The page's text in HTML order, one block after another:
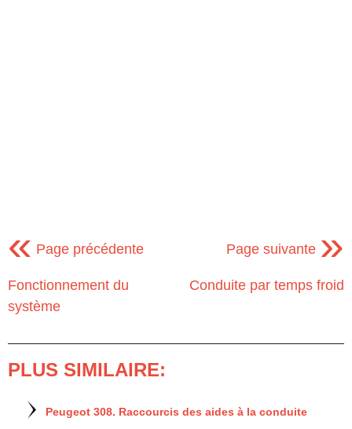
« Page précédente
Fonctionnement du
système
Page suivante »
Conduite par temps froid
PLUS SIMILAIRE:
Peugeot 308. Raccourcis des aides à la conduite